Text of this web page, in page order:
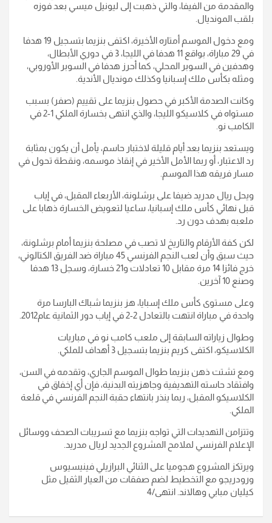
والمقدمة من الفيفا، والتي ذهبت إلى ليونيل ميسي بعد فوزه
بلقب المونديال.
ومع دخول الموسم أمتاره الأخيرة، اكتفى بنزيما بتسجيل 19 هدفا
في 29 مباراة، بواقع 11 هدفا في الليجا، 3 في دوري الأبطال،
وهدفين في السوبر المحلي، كما أحرز هدفا في السوبر الأوروبي،
ومثله بكأس ملك إسبانيا وكذلك مونديال الأندية.
وكانت الصدمة الأكبر في حصول بنزيما على تقييم (صفر) بسبب
مستواه في كلاسيكو الليجا، والذي انتهى بخسارة الملكي 1-2 في
الكامب نو.
ويستعد بنزيما بعد أيام قليلة لاختبار حاسم، يأمل أن يكون بمثابة
رد الاعتبار، أو ربما الأمل الأخير في إنقاذ موسمه، ونقطة تحول في
مسار فريقه هذا الموسم.
ويحل ريال مدريد ضيفا على برشلونة، الأربعاء المقبل، في إياب
قبل نهائي كأس ملك إسبانيا، ساعيا لتعويض الخسارة ذهابا على
ملعبه بهدف دون رد.
لكن كفة الأرقام والتاريخ لا تصب في مصلحة بنزيما أمام برشلونة،
حيث سبق وأن لعب النجم الفرنسي 45 مباراة ضد الفريق الكتالوني،
خرج فائزا 14 مرة مقابل 10 تعادلات و21 خسارة، وسجل 13 هدفا
وصنع 10 آخرين.
وعلى مستوى كأس ملك إسبايا، هز بنزيما شباك البارسا مرة
واحدة في مباراة انتهت بالتعادل 2-2 في إياب دور الثمانية عام2012.
وطوال زياراته السابقة إلى ملعب كامب نو في مباريات
الكلاسيكو، اكتفى كريم بنزيما بتسجيل 3 أهداف للملكي.
ومع تشتت ذهن بنزيما طوال الموسم الجاري، وتقدمه في السن،
وافتقاد حاسته التهديفية وجاهزيته البدنية، فإن أي إخفاق في
الكلاسيكو المقبل، ربما ينذر بانتهاء حقبة النجم الفرنسي في قلعة
الملكي.
وتتزامن التهديدات التي تواجه بنزيما مع تسريبات الصحف ووسائل
الإعلام الفرنسي لملامح المشروع الجديد لريال مدريد.
ويرتكز المشروع هجوميا على الثنائي البرازيلي فينيسيوس
ورودريجو مع التخطيط لضم صفقات من العيار الثقيل مثل
كيليان مبابي وهالاند. انتهى/4